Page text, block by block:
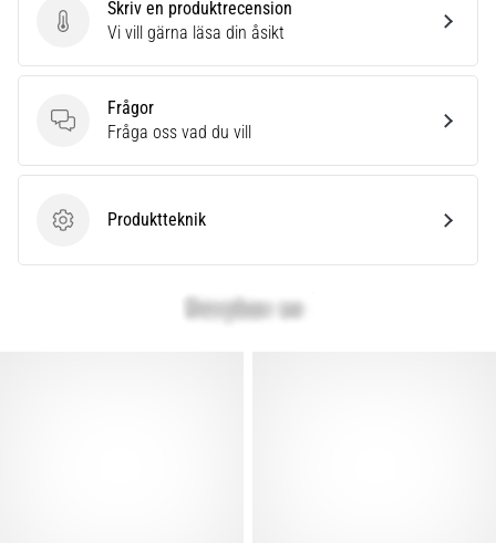
Skriv en produktrecension
Skriv en produktrecension
Vi vill gärna läsa din åsikt
Frågor
Frågor
Fråga oss vad du vill
ProduktteknikProduktteknik